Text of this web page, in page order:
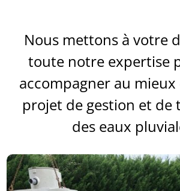
Nous mettons à votre
toute notre expertise
accompagner au
projet de gestion et de
des eaux